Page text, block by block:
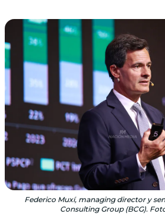
Federico Muxí, managing director y
Consulting Group (BCG).